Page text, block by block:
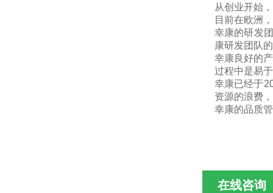
从创业开始
目前在欧洲
幸康的研发
康研发团队
幸康良好的
过程中是易
幸康已经于
资源的浪费
幸康的品质
在线咨询